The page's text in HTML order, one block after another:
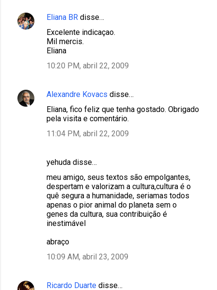
Eliana BR disse…
Excelente indicaçao.
Mil mercis.
Eliana
10:20 PM, abril 22, 2009
Alexandre Kovacs disse…
Eliana, fico feliz que tenha gostado. Obrigado
pela visita e comentário.
11:04 PM, abril 22, 2009
yehuda disse…
meu amigo, seus textos são empolgantes,
despertam e valorizam a cultura,cultura é o
quê segura a humanidade, seriamas todos
apenas o pior animal do planeta sem o
genes da cultura, sua contribuição é
inestimável
abraço
10:09 AM, abril 23, 2009
Ricardo Duarte disse…